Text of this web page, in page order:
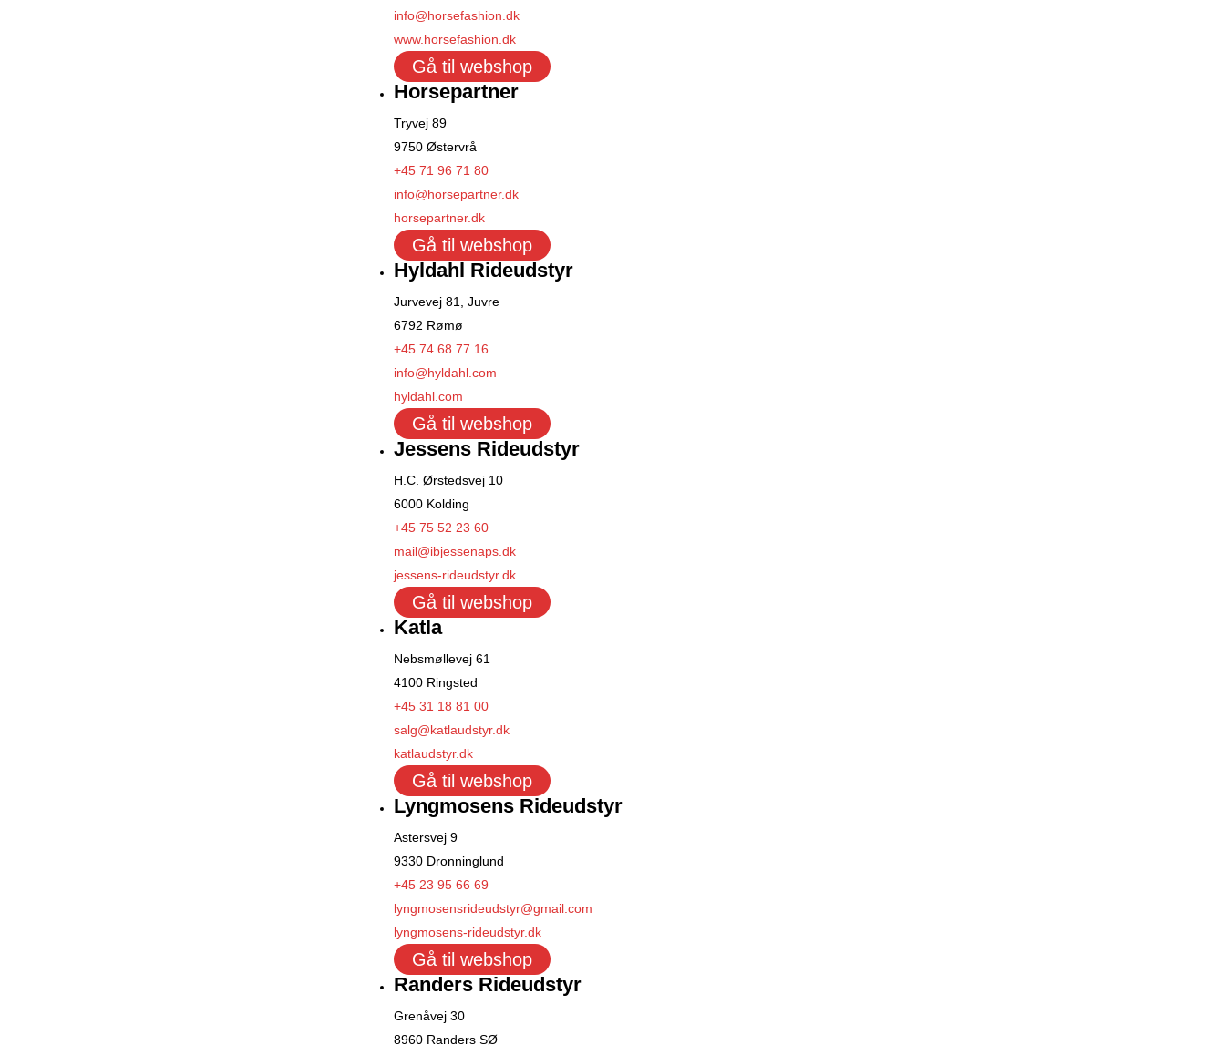
info@horsefashion.dk
www.horsefashion.dk
Gå til webshop
Horsepartner
Tryvej 89
9750 Østervrå
+45 71 96 71 80
info@horsepartner.dk
horsepartner.dk
Gå til webshop
Hyldahl Rideudstyr
Jurvevej 81, Juvre
6792 Rømø
+45 74 68 77 16
info@hyldahl.com
hyldahl.com
Gå til webshop
Jessens Rideudstyr
H.C. Ørstedsvej 10
6000 Kolding
+45 75 52 23 60
mail@ibjessenaps.dk
jessens-rideudstyr.dk
Gå til webshop
Katla
Nebsmøllevej 61
4100 Ringsted
+45 31 18 81 00
salg@katlaudstyr.dk
katlaudstyr.dk
Gå til webshop
Lyngmosens Rideudstyr
Astersvej 9
9330 Dronninglund
+45 23 95 66 69
lyngmosensrideudstyr@gmail.com
lyngmosens-rideudstyr.dk
Gå til webshop
Randers Rideudstyr
Grenåvej 30
8960 Randers SØ